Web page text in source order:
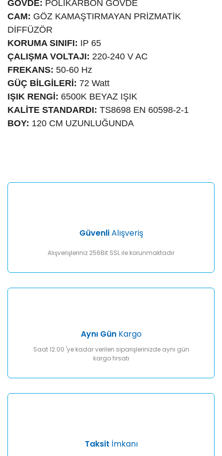
GÖVDE: POLİKARBON GÖVDE
CAM: GÖZ KAMAŞTIRMAYAN PRİZMATİK
DİFFÜZÖR
KORUMA SINIFI: IP 65
ÇALIŞMA VOLTAJI: 220-240 V AC
FREKANS: 50-60 Hz
GÜÇ BİLGİLERİ: 72 Watt
IŞIK RENGİ: 6500K BEYAZ IŞIK
KALİTE STANDARDI: TS8698 EN 60598-2-1
BOY: 120 CM UZUNLUĞUNDA
Yorum Yaz
Ürün fiyatı diğer sitelerden daha pahalı.
GüvenliAlışveriş
Alışverişleriniz 256Bit SSL ile korunmaktadır
Aynı GünKargo
Saat 12:00 'ye kadar verilen siparişlerinizde aynı gün
kargo fırsatı
Taksit İmkanı